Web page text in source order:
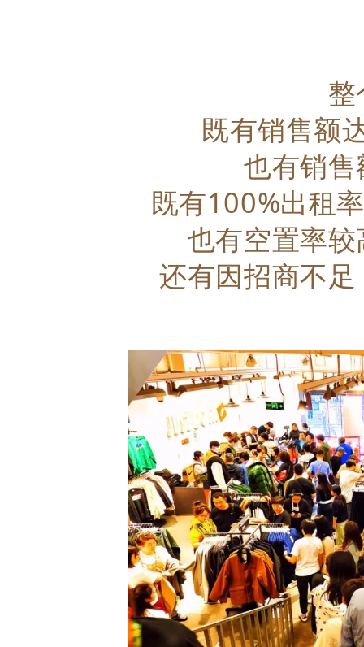
既有销售额
也有销
既有100%出租
也有空置率
还有因招商不